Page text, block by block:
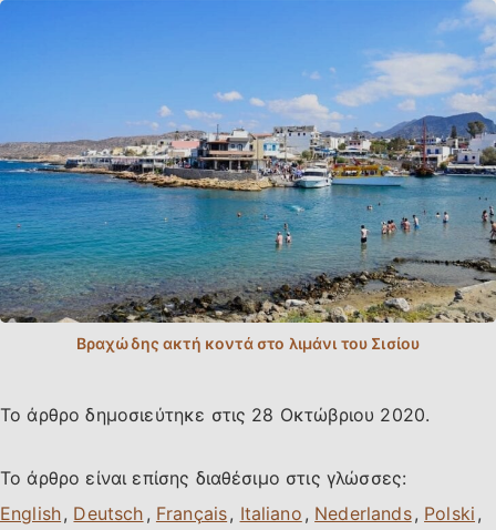
Το άρθρο δημοσιεύτηκε στις 28 Οκτώβριου 2020.
Το άρθρο είναι επίσης διαθέσιμο στις γλώσσες:
,
, , , ,
,